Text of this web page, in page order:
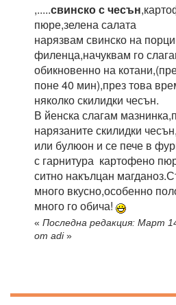
,.....свинско с чесън
пюре,зелена салата
нарязвам свинско на
филенца,начуквам го
обикновенно на
поне 40 мин),през това
няколко скилидки чесън.
В йенска слагам
нарязаните скилидки
или булюон и се пече в
с гарнитура картофено
ситно накълцан
много вкусно,особенно
много го обича!
« Последна редакция: Март
от adi»